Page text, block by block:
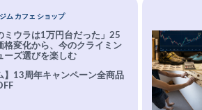
ジム カフェ ショップ
ミウラは1万円台だった」25
格変化から、今のクライミン
ーズ選びを楽しむ
】13周年キャンペーン全商品